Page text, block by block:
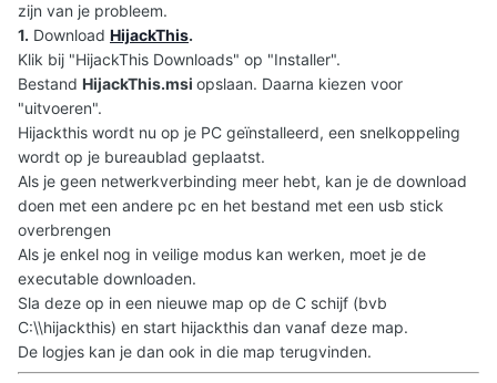
zijn van je probleem.
1. Download HijackThis.
Klik bij "HijackThis Downloads" op "Installer".
Bestand HijackThis.msi opslaan. Daarna kiezen voor
"uitvoeren".
Hijackthis wordt nu op je PC geïnstalleerd, een snelkoppeling
wordt op je bureaublad geplaatst.
Als je geen netwerkverbinding meer hebt, kan je de download
doen met een andere pc en het bestand met een usb stick
overbrengen
Als je enkel nog in veilige modus kan werken, moet je de
executable downloaden.
Sla deze op in een nieuwe map op de C schijf (bvb
C:\\hijackthis) en start hijackthis dan vanaf deze map.
De logjes kan je dan ook in die map terugvinden.